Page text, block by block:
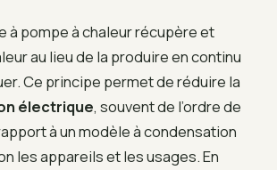
à pompe à chaleur récupère et
au lieu de la produire en continu
Ce principe permet de réduire la
électrique, souvent de l’ordre de
à un modèle à condensation
les appareils et les usages. En